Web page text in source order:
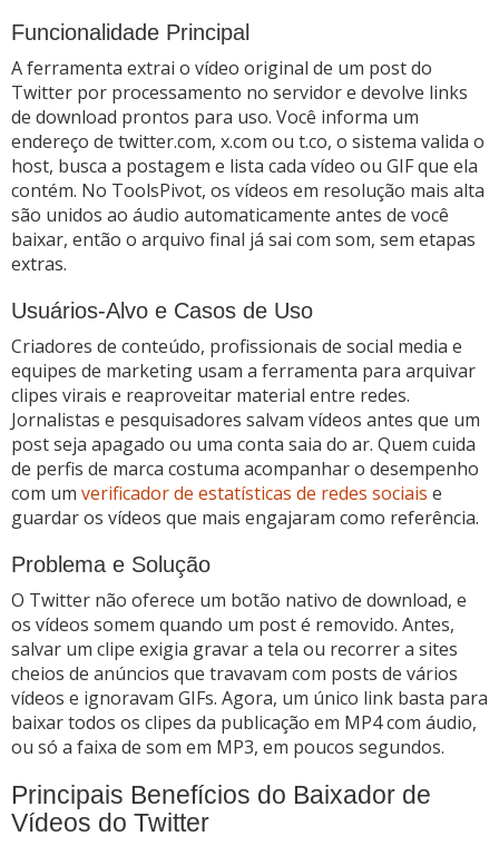
Funcionalidade Principal
A ferramenta extrai o vídeo original de um post do
Twitter por processamento no servidor e devolve links
de download prontos para uso. Você informa um
endereço de twitter.com, x.com ou t.co, o sistema valida o
host, busca a postagem e lista cada vídeo ou GIF que ela
contém. No ToolsPivot, os vídeos em resolução mais alta
são unidos ao áudio automaticamente antes de você
baixar, então o arquivo final já sai com som, sem etapas
extras.
Usuários-Alvo e Casos de Uso
Criadores de conteúdo, profissionais de social media e
equipes de marketing usam a ferramenta para arquivar
clipes virais e reaproveitar material entre redes.
Jornalistas e pesquisadores salvam vídeos antes que um
post seja apagado ou uma conta saia do ar. Quem cuida
de perfis de marca costuma acompanhar o desempenho
com um verificador de estatísticas de redes sociais e
guardar os vídeos que mais engajaram como referência.
Problema e Solução
O Twitter não oferece um botão nativo de download, e
os vídeos somem quando um post é removido. Antes,
salvar um clipe exigia gravar a tela ou recorrer a sites
cheios de anúncios que travavam com posts de vários
vídeos e ignoravam GIFs. Agora, um único link basta para
baixar todos os clipes da publicação em MP4 com áudio,
ou só a faixa de som em MP3, em poucos segundos.
Principais Benefícios do Baixador de
Vídeos do Twitter